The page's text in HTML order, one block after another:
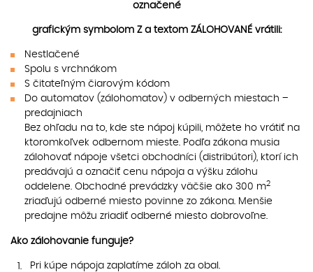
označené
grafickým symbolom Z a textom ZÁLOHOVANÉ vrátili:
Nestlačené
Spolu s vrchnákom
S čitateľným čiarovým kódom
Do automatov (zálohomatov) v odberných miestach –
predajniach
Bez ohľadu na to, kde ste nápoj kúpili, môžete ho vrátiť na
ktoromkoľvek odbernom mieste. Podľa zákona musia
zálohovať nápoje všetci obchodníci (distribútori), ktorí ich
predávajú a označiť cenu nápoja a výšku zálohu
oddelene. Obchodné prevádzky väčšie ako 300 m2
zriaďujú odberné miesto povinne zo zákona. Menšie
predajne môžu zriadiť odberné miesto dobrovoľne.
Ako zálohovanie funguje?
Pri kúpe nápoja zaplatíme záloh za obal.